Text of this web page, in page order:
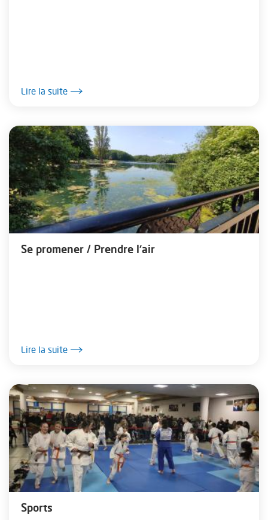
Lire la suite
Se promener / Prendre l'air
Lire la suite
Sports